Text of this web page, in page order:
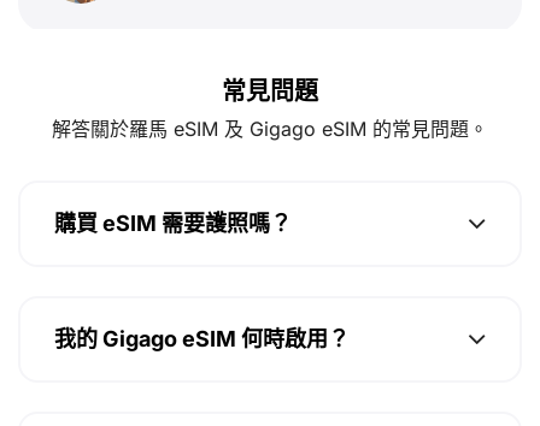
常見問題
解答關於羅馬 eSIM 及 Gigago eSIM 的常見問題。
購買 eSIM 需要護照嗎？
我的 Gigago eSIM 何時啟用？